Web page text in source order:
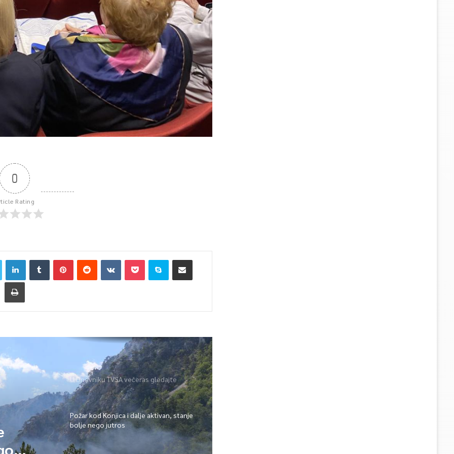
0
Rating
U Dnevniku TVSA večeras gledajte
Požar kod Konjica i dalje aktivan, stanje
bolje nego jutros